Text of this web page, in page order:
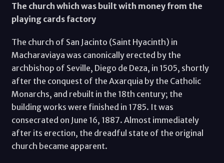
The church which was built with money from the
playing cards factory
The church of San Jacinto (Saint Hyacinth) in
Macharaviaya was canonically erected by the
archbishop of Seville, Diego de Deza, in 1505, shortly
after the conquest of the Axarquia by the Catholic
Monarchs, and rebuilt in the 18th century; the
building works were finished in 1785. It was
consecrated on June 16, 1887. Almost immediately
after its erection, the dreadful state of the original
church became apparent.